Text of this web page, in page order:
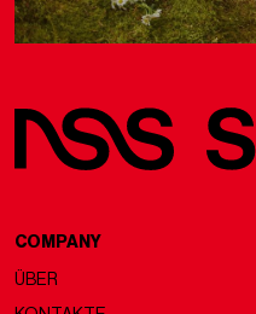
COMPANY
ÜBER